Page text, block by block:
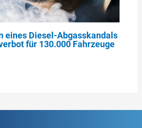
eines Diesel-Abgasskandals
für 130.000 Fahrzeuge